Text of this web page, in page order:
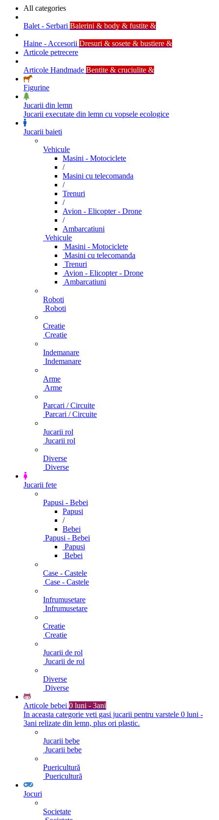
All categories
Balet - Serbari Balerini & body & fustite &
Haine - Accesorii Dresuri & sosete & bustiere &
Articole petrecere
Articole Handmade Bentite & cruciulite &
Figurine
Jucarii din lemn
Jucarii executate din lemn cu vopsele ecologice
Jucarii baieti
Vehicule
Masini - Motociclete
/
Masini cu telecomanda
/
Trenuri
/
Avion - Elicopter - Drone
/
Ambarcatiuni
Vehicule
Masini - Motociclete
Masini cu telecomanda
Trenuri
Avion - Elicopter - Drone
Ambarcatiuni
Roboti
Roboti
Creatie
Creatie
Indemanare
Indemanare
Arme
Arme
Parcari / Circuite
Parcari / Circuite
Jucarii rol
Jucarii rol
Diverse
Diverse
Jucarii fete
Papusi - Bebei
Papusi
/
Bebei
Papusi - Bebei
Papusi
Bebei
Case - Castele
Case - Castele
Infrumusetare
Infrumusetare
Creatie
Creatie
Jucarii de rol
Jucarii de rol
Diverse
Diverse
Articole bebei 0 luni - 3ani
In aceasta categorie veti gasi jucarii pentru varstele 0 luni -
3ani relizate din lemn, plus ori plastic.
Jucarii bebe
Jucarii bebe
Puericultură
Puericultură
Jocuri
Societate